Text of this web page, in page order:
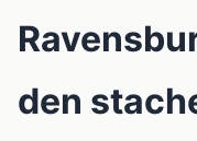
den